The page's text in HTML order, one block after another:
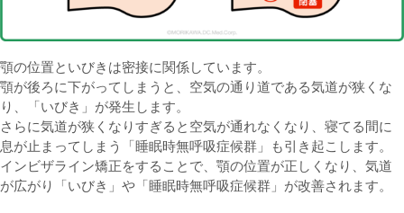
顎の位置といびきは密接に関係しています。
顎が後ろに下がってしまうと、空気の通り道である気道が狭くな
り、「いびき」が発生します。
さらに気道が狭くなりすぎると空気が通れなくなり、寝てる間に
息が止まってしまう「睡眠時無呼吸症候群」も引き起こします。
インビザライン矯正をすることで、顎の位置が正しくなり、気道
が広がり「いびき」や「睡眠時無呼吸症候群」が改善されます。